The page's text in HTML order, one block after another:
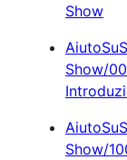
Show
Show/
Show/